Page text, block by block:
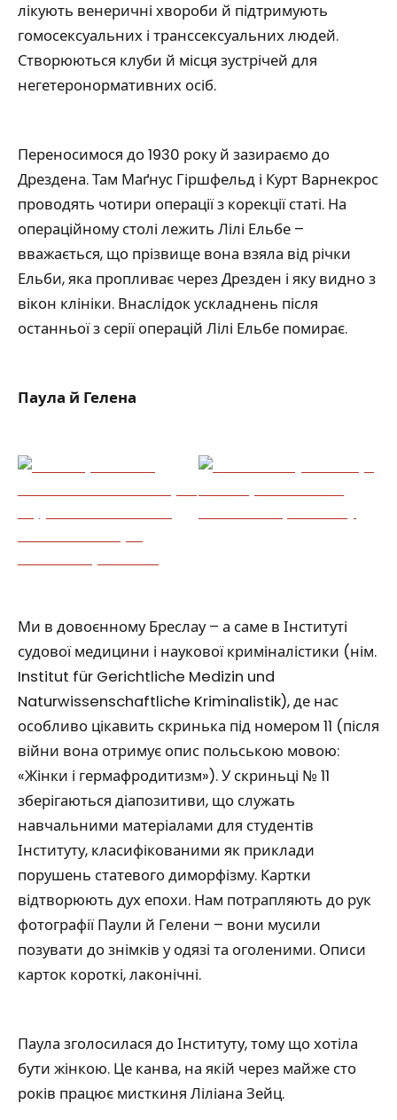
лікують венеричні хвороби й підтримують
гомосексуальних і транссексуальних людей.
Створюються клуби й місця зустрічей для
негетеронормативних осіб.
Переносимося до 1930 року й зазираємо до
Дрездена. Там Маґнус Гіршфельд і Курт Варнекрос
проводять чотири операції з корекції статі. На
операційному столі лежить Лілі Ельбе –
вважається, що прізвище вона взяла від річки
Ельби, яка пропливає через Дрезден і яку видно з
вікон клініки. Внаслідок ускладнень після
останньої з серії операцій Лілі Ельбе помирає.
Паула й Гелена
Ми в довоєнному Бреслау – а саме в Інституті
судової медицини і наукової криміналістики (нім.
Institut für Gerichtliche Medizin und
Naturwissenschaftliche Kriminalistik), де нас
особливо цікавить скринька під номером 11 (після
війни вона отримує опис польською мовою:
«Жінки і гермафродитизм»). У скриньці № 11
зберігаються діапозитиви, що служать
навчальними матеріалами для студентів
Інституту, класифікованими як приклади
порушень статевого диморфізму. Картки
відтворюють дух епохи. Нам потрапляють до рук
фотографії Паули й Гелени – вони мусили
позувати до знімків у одязі та оголеними. Описи
карток короткі, лаконічні.
Паула зголосилася до Інституту, тому що хотіла
бути жінкою. Це канва, на якій через майже сто
років працює мисткиня Ліліана Зейц.